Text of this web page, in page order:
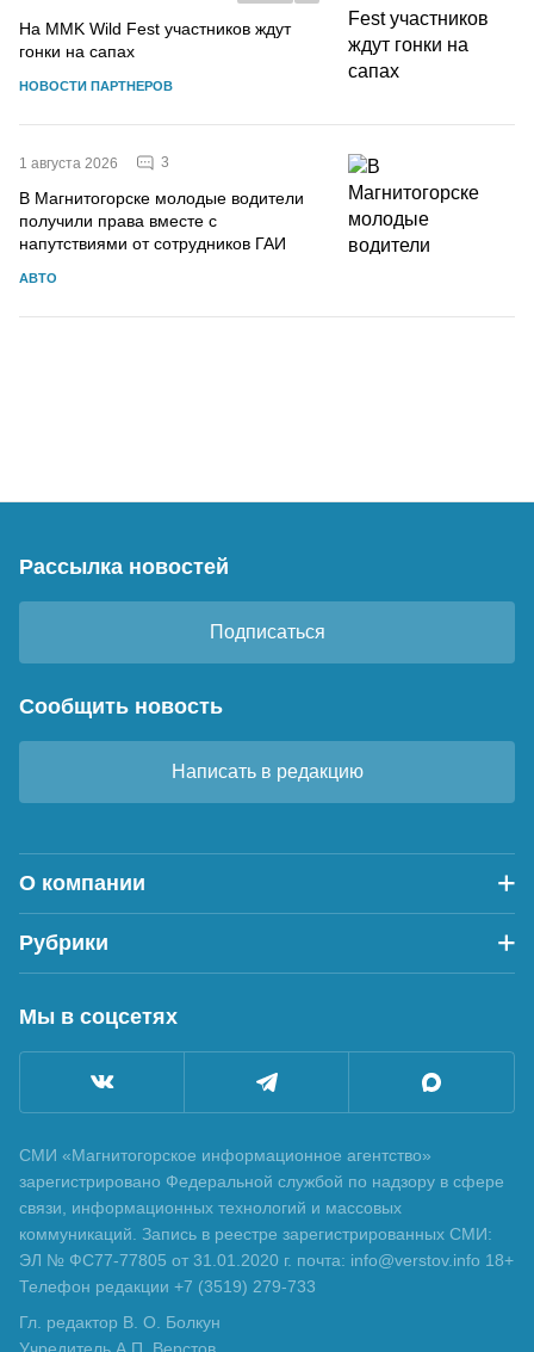
На MMK Wild Fest участников ждут
гонки на сапах
НОВОСТИ ПАРТНЕРОВ
1 августа 2026 3
В Магнитогорске молодые водители
получили права вместе с
напутствиями от сотрудников ГАИ
АВТО
Рассылка новостей
Подписаться
Сообщить новость
Написать в редакцию
О компании
Рубрики
Мы в соцсетях
СМИ «Магнитогорское информационное агентство»
зарегистрировано Федеральной службой по надзору в сфере
связи, информационных технологий и массовых
коммуникаций. Запись в реестре зарегистрированных СМИ:
ЭЛ № ФС77-77805 от 31.01.2020 г. почта: info@verstov.info 18+
Телефон редакции +7 (3519) 279-733
Гл. редактор В. О. Болкун
Учредитель А.П. Верстов